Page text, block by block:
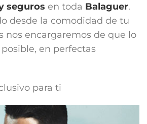
seguros en toda Balaguer.
desde la comodidad de tu
nos encargaremos de que lo
en perfectas